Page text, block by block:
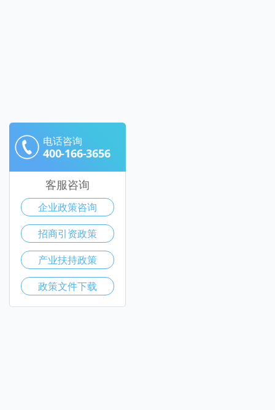
电话咨询
400-166-3656
客服咨询
企业政策咨询
招商引资政策
产业扶持政策
政策文件下载